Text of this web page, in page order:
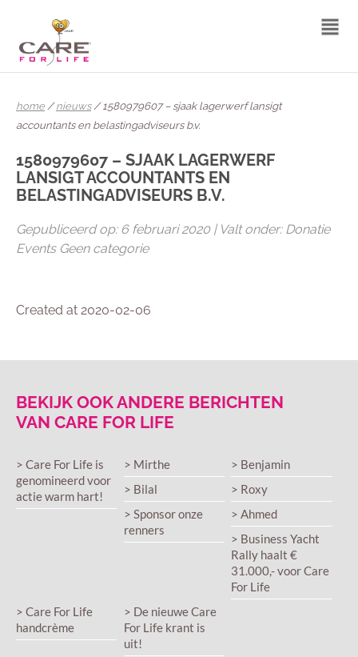
home /nieuws/ 1580979607 – sjaak lagerwerf lansigt
accountants en belastingadviseurs b.v.
1580979607 – SJAAK LAGERWERF
LANSIGT ACCOUNTANTS EN
BELASTINGADVISEURS B.V.
Gepubliceerd op: 6 februari 2020 | Valt onder: Donatie
Events Geen categorie
Created at 2020-02-06
BEKIJK OOK ANDERE BERICHTEN
VAN CARE FOR LIFE
> Care For Life is
genomineerd voor
actie warm hart!
> Mirthe
> Benjamin
> Bilal
> Roxy
> Sponsor onze
renners
> Ahmed
> Business Yacht
Rally haalt €
31.000,- voor Care
For Life
> Care For Life
handcrème
> De nieuwe Care
For Life krant is
uit!